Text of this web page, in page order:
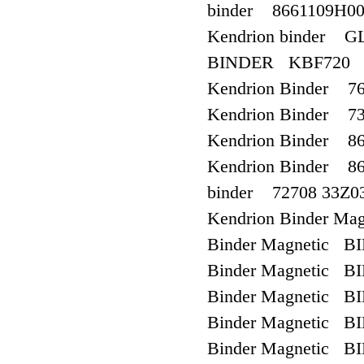
binder
Kendrion binder
BINDER KBF720
Kendrion Binder
Kendrion Binder
Kendrion Binder
Kendrion Binder
binder 72708
Kendrion Binder
Binder Magnetic
Binder Magnetic
Binder Magnetic
Binder Magnetic
Binder Magnetic